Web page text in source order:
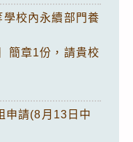
校內永續部門養
簡章1份，請貴校
申請(8月13日中